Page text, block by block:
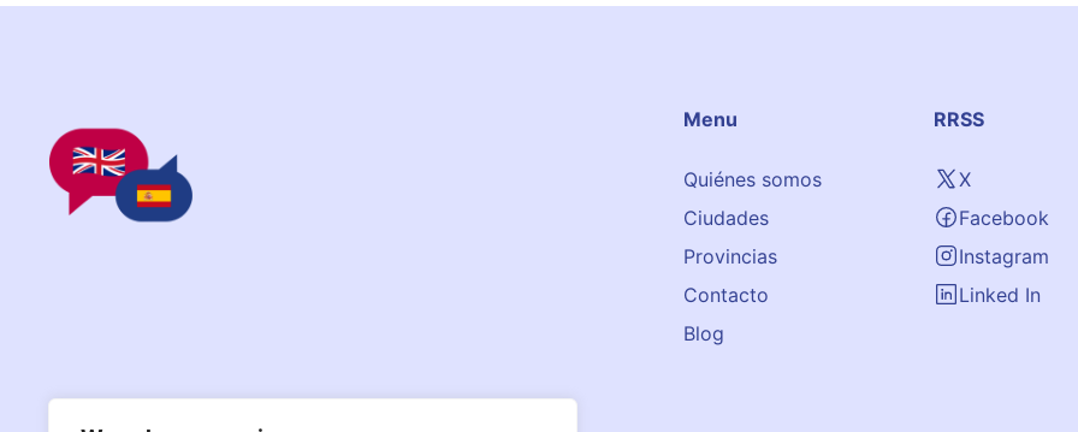
Menu
Quiénes somos
Ciudades
Provincias
Contacto
Blog
RRSS
X
Facebook
Instagram
Linked In